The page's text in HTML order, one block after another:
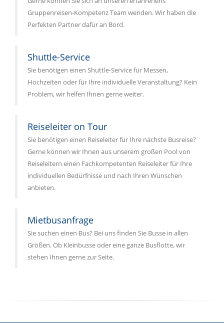
Gruppenreisen-Kompetenz Team wenden. Wir haben die
Perfekten Partner dafür an Bord.
Shuttle-Service
Sie benötigen einen Shuttle-Service für Messen,
Hochzeiten oder für Ihre individuelle Veranstaltung? Kein
Problem, wir helfen Ihnen gerne weiter.
Reiseleiter on Tour
Sie benötigen einen Reiseleiter für Ihre nächste Busreise?
Gerne können wir Ihnen aus unserem großen Pool von
Reiseleitern einen Fachkompetenten Reiseleiter für Ihre
individuellen Bedürfnisse und nach Ihren Wünschen
anbieten.
Mietbusanfrage
Sie suchen einen Bus? Bei uns finden Sie Busse in allen
Größen. Ob Kleinbusse oder eine ganze Busflotte, wir
stehen Ihnen gerne zur Seite.